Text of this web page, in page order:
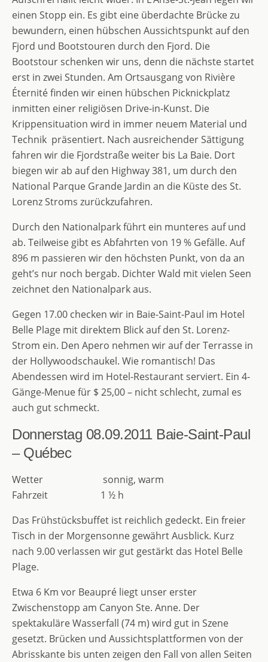
einen Stopp ein. Es gibt eine überdachte Brücke zu
bewundern, einen hübschen Aussichtspunkt auf den
Fjord und Bootstouren durch den Fjord. Die
Bootstour schenken wir uns, denn die nächste startet
erst in zwei Stunden. Am Ortsausgang von Rivière
Éternité finden wir einen hübschen Picknickplatz
inmitten einer religiösen Drive-in-Kunst. Die
Krippensituation wird in immer neuem Material und
Technik präsentiert. Nach ausreichender Sättigung
fahren wir die Fjordstraße weiter bis La Baie. Dort
biegen wir ab auf den Highway 381, um durch den
National Parque Grande Jardin an die Küste des St.
Lorenz Stroms zurückzufahren.
Durch den Nationalpark führt ein munteres auf und
ab. Teilweise gibt es Abfahrten von 19 % Gefälle. Auf
896 m passieren wir den höchsten Punkt, von da an
geht’s nur noch bergab. Dichter Wald mit vielen Seen
zeichnet den Nationalpark aus.
Gegen 17.00 checken wir in Baie-Saint-Paul im Hotel
Belle Plage mit direktem Blick auf den St. Lorenz-
Strom ein. Den Apero nehmen wir auf der Terrasse in
der Hollywoodschaukel. Wie romantisch! Das
Abendessen wird im Hotel-Restaurant serviert. Ein 4-
Gänge-Menue für $ 25,00 – nicht schlecht, zumal es
auch gut schmeckt.
Donnerstag 08.09.2011 Baie-Saint-Paul
– Québec
Wetter sonnig, warm
Fahrzeit 1 ½ h
Das Frühstücksbuffet ist reichlich gedeckt. Ein freier
Tisch in der Morgensonne gewährt Ausblick. Kurz
nach 9.00 verlassen wir gut gestärkt das Hotel Belle
Plage.
Etwa 6 Km vor Beaupré liegt unser erster
Zwischenstopp am Canyon Ste. Anne. Der
spektakuläre Wasserfall (74 m) wird gut in Szene
gesetzt. Brücken und Aussichtsplattformen von der
Abrisskante bis unten zeigen den Fall von allen Seiten